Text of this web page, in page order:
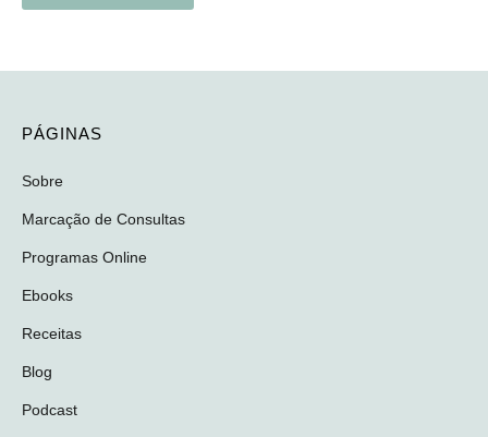
PÁGINAS
Sobre
Marcação de Consultas
Programas Online
Ebooks
Receitas
Blog
Podcast